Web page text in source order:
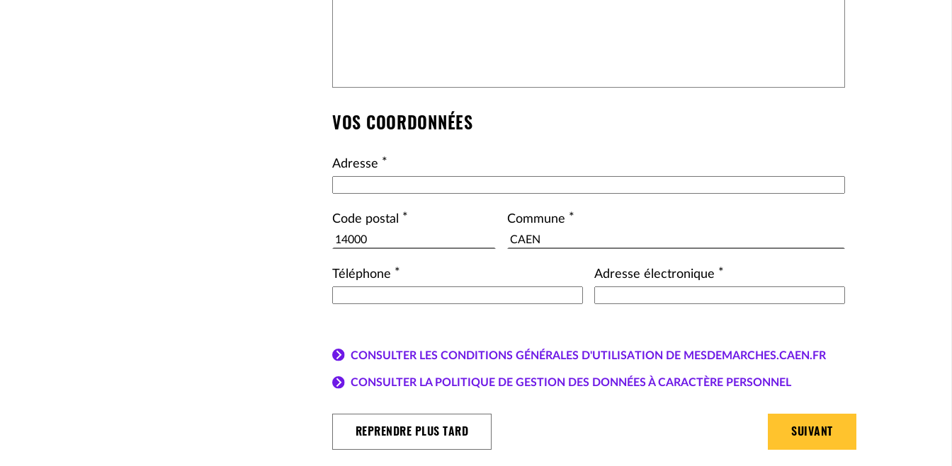
VOS COORDONNÉES
Adresse *
Code postal * Commune *
Téléphone * Adresse électronique *
CONSULTER LES CONDITIONS GÉNÉRALES D'UTILISATION DE MESDEMARCHES.CAEN.FR
CONSULTER LA POLITIQUE DE GESTION DES DONNÉES À CARACTÈRE PERSONNEL
SUIVANT
REPRENDRE PLUS TARD